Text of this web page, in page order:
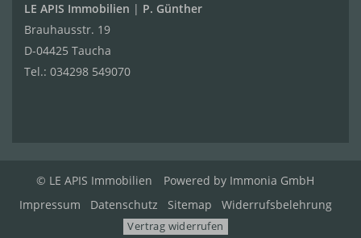
LE APIS Immobilien | P. Günther
Brauhausstr. 19
D-04425 Taucha
Tel.: 034298 549070
© LE APIS Immobilien Powered by Immonia GmbH
Impressum
Datenschutz Sitemap Widerrufsbelehrung
Vertrag widerrufen